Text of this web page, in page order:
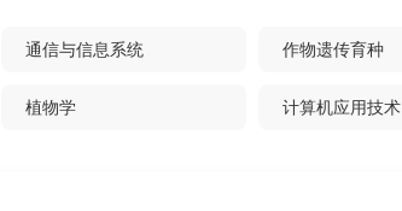
通信与信息系统 作物遗传育种
植物学 计算机应用技术